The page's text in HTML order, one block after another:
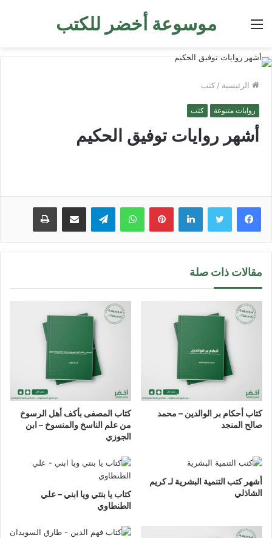
موسوعة أخضر للكتب القائمة
الرئيسية / كتب
روايات متنوعة كتب
أشهر روايات توفيق الحكيم
لينكدإن بينتيريستواتساب تيلقرام مشاركة عبر البريد طباعة
مقالات ذات صلة
كتاب أحكام بر الوالدين – محمد
صالح المنجد
كتاب المصفى بأكف أهل الرسوخ
من علم الناسخ والمنسوخ – ابن
الجوزي
أشهر كتب التنمية البشرية لـ كريم
الشاذلي
كتاب يا بنتي ويا ابني – علي
الطنطاوي